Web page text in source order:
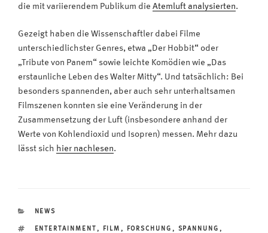
die mit variierendem Publikum die Atemluft analysierten.
Gezeigt haben die Wissenschaftler dabei Filme
unterschiedlichster Genres, etwa „Der Hobbit“ oder
„Tribute von Panem“ sowie leichte Komödien wie „Das
erstaunliche Leben des Walter Mitty“. Und tatsächlich: Bei
besonders spannenden, aber auch sehr unterhaltsamen
Filmszenen konnten sie eine Veränderung in der
Zusammensetzung der Luft (insbesondere anhand der
Werte von Kohlendioxid und Isopren) messen. Mehr dazu
lässt sich hier nachlesen.
KATEGORIEN
NEWS
SCHLAGWÖRTER
ENTERTAINMENT , FILM , FORSCHUNG , SPANNUNG ,